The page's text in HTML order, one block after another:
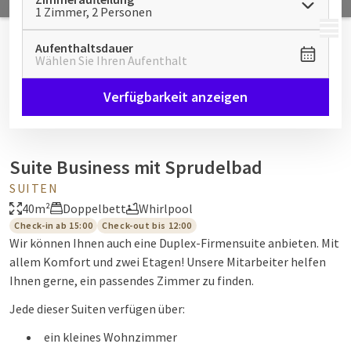
MENÜ
1 Zimmer, 2 Personen
Aufenthaltsdauer
Wählen Sie Ihren Aufenthalt
Verfügbarkeit anzeigen
Suite Business mit Sprudelbad
SUITEN
40m²
Doppelbett Whirlpool
Check-in ab 15:00 Check-out bis 12:00
Wir können Ihnen auch eine Duplex-Firmensuite anbieten. Mit
allem Komfort und zwei Etagen! Unsere Mitarbeiter helfen
Ihnen gerne, ein passendes Zimmer zu finden.
Jede dieser Suiten verfügen über:
ein kleines Wohnzimmer